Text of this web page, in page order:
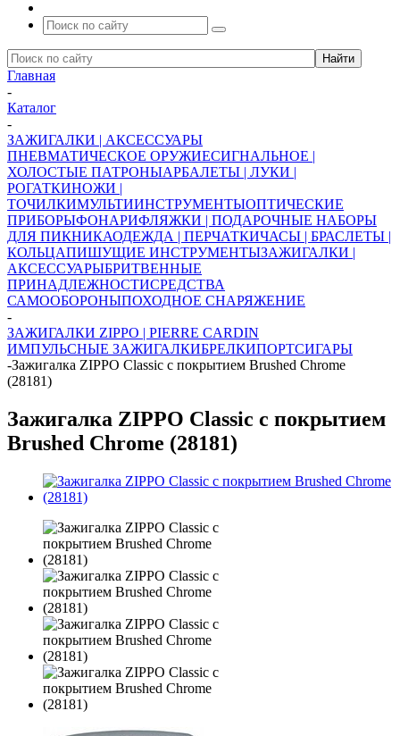
Главная
-
Каталог
-
ЗАЖИГАЛКИ | АКСЕССУАРЫ
ПНЕВМАТИЧЕСКОЕ ОРУЖИЕСИГНАЛЬНОЕ |
ХОЛОСТЫЕ ПАТРОНЫАРБАЛЕТЫ | ЛУКИ |
РОГАТКИНОЖИ |
ТОЧИЛКИМУЛЬТИИНСТРУМЕНТЫОПТИЧЕСКИЕ
ПРИБОРЫФОНАРИФЛЯЖКИ | ПОДАРОЧНЫЕ НАБОРЫ
ДЛЯ ПИКНИКАОДЕЖДА | ПЕРЧАТКИЧАСЫ | БРАСЛЕТЫ |
КОЛЬЦАПИШУЩИЕ ИНСТРУМЕНТЫЗАЖИГАЛКИ |
АКСЕССУАРЫБРИТВЕННЫЕ
ПРИНАДЛЕЖНОСТИСРЕДСТВА
САМООБОРОНЫПОХОДНОЕ СНАРЯЖЕНИЕ
-
ЗАЖИГАЛКИ ZIPPO | PIERRE CARDIN
ИМПУЛЬСНЫЕ ЗАЖИГАЛКИБРЕЛКИПОРТСИГАРЫ
-Зажигалка ZIPPO Classic с покрытием Brushed Chrome
(28181)
Зажигалка ZIPPO Classic с покрытием
Brushed Chrome (28181)